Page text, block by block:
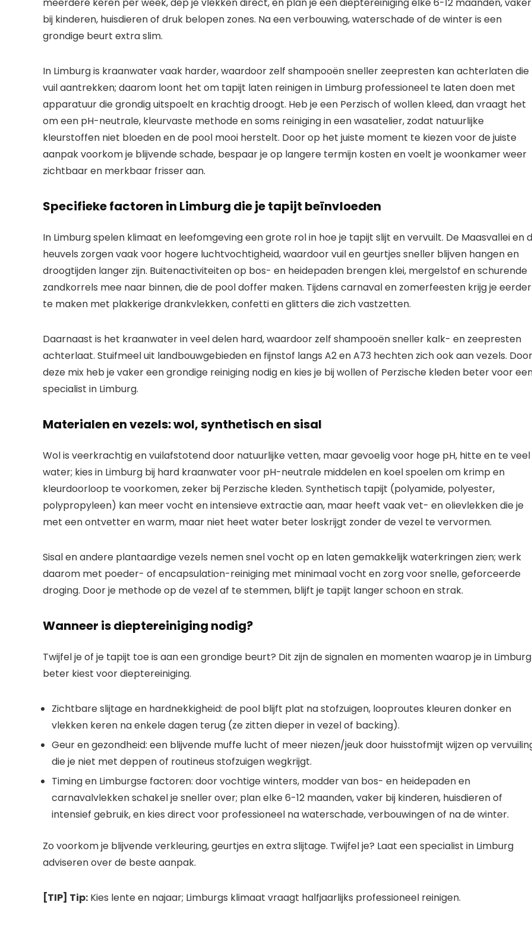
meerdere keren per week, dep je vlekken direct, en plan je een dieptereiniging elke 6-12 maanden, vaker
bij kinderen, huisdieren of druk belopen zones. Na een verbouwing, waterschade of de winter is een
grondige beurt extra slim.
In Limburg is kraanwater vaak harder, waardoor zelf shampooën sneller zeepresten kan achterlaten die
vuil aantrekken; daarom loont het om tapijt laten reinigen in Limburg professioneel te laten doen met
apparatuur die grondig uitspoelt en krachtig droogt. Heb je een Perzisch of wollen kleed, dan vraagt het
om een pH-neutrale, kleurvaste methode en soms reiniging in een wasatelier, zodat natuurlijke
kleurstoffen niet bloeden en de pool mooi herstelt. Door op het juiste moment te kiezen voor de juiste
aanpak voorkom je blijvende schade, bespaar je op langere termijn kosten en voelt je woonkamer weer
zichtbaar en merkbaar frisser aan.
Specifieke factoren in Limburg die je tapijt beïnvloeden
In Limburg spelen klimaat en leefomgeving een grote rol in hoe je tapijt slijt en vervuilt. De Maasvallei en
heuvels zorgen vaak voor hogere luchtvochtigheid, waardoor vuil en geurtjes sneller blijven hangen en
droogtijden langer zijn. Buitenactiviteiten op bos- en heidepaden brengen klei, mergelstof en schurende
zandkorrels mee naar binnen, die de pool doffer maken. Tijdens carnaval en zomerfeesten krijg je eerder
te maken met plakkerige drankvlekken, confetti en glitters die zich vastzetten.
Daarnaast is het kraanwater in veel delen hard, waardoor zelf shampooën sneller kalk- en zeepresten
achterlaat. Stuifmeel uit landbouwgebieden en fijnstof langs A2 en A73 hechten zich ook aan vezels. Door
deze mix heb je vaker een grondige reiniging nodig en kies je bij wollen of Perzische kleden beter voor
specialist in Limburg.
Materialen en vezels: wol, synthetisch en sisal
Wol is veerkrachtig en vuilafstotend door natuurlijke vetten, maar gevoelig voor hoge pH, hitte en te veel
water; kies in Limburg bij hard kraanwater voor pH-neutrale middelen en koel spoelen om krimp en
kleurdoorloop te voorkomen, zeker bij Perzische kleden. Synthetisch tapijt (polyamide, polyester,
polypropyleen) kan meer vocht en intensieve extractie aan, maar heeft vaak vet- en olievlekken die je
met een ontvetter en warm, maar niet heet water beter loskrijgt zonder de vezel te vervormen.
Sisal en andere plantaardige vezels nemen snel vocht op en laten gemakkelijk waterkringen zien; werk
daarom met poeder- of encapsulation-reiniging met minimaal vocht en zorg voor snelle, geforceerde
droging. Door je methode op de vezel af te stemmen, blijft je tapijt langer schoon en strak.
Wanneer is dieptereiniging nodig?
Twijfel je of je tapijt toe is aan een grondige beurt? Dit zijn de signalen en momenten waarop je in Limburg
beter kiest voor dieptereiniging.
Zichtbare slijtage en hardnekkigheid: de pool blijft plat na stofzuigen, looproutes kleuren donker en
vlekken keren na enkele dagen terug (ze zitten dieper in vezel of backing).
Geur en gezondheid: een blijvende muffe lucht of meer niezen/jeuk door huisstofmijt wijzen op
die je niet met deppen of routineus stofzuigen wegkrijgt.
Timing en Limburgse factoren: door vochtige winters, modder van bos- en heidepaden en
carnavalvlekken schakel je sneller over; plan elke 6-12 maanden, vaker bij kinderen, huisdieren of
intensief gebruik, en kies direct voor professioneel na waterschade, verbouwingen of na de winter.
Zo voorkom je blijvende verkleuring, geurtjes en extra slijtage. Twijfel je? Laat een specialist in Limburg
adviseren over de beste aanpak.
[TIP] Tip: Kies lente en najaar; Limburgs klimaat vraagt halfjaarlijks professioneel reinigen.